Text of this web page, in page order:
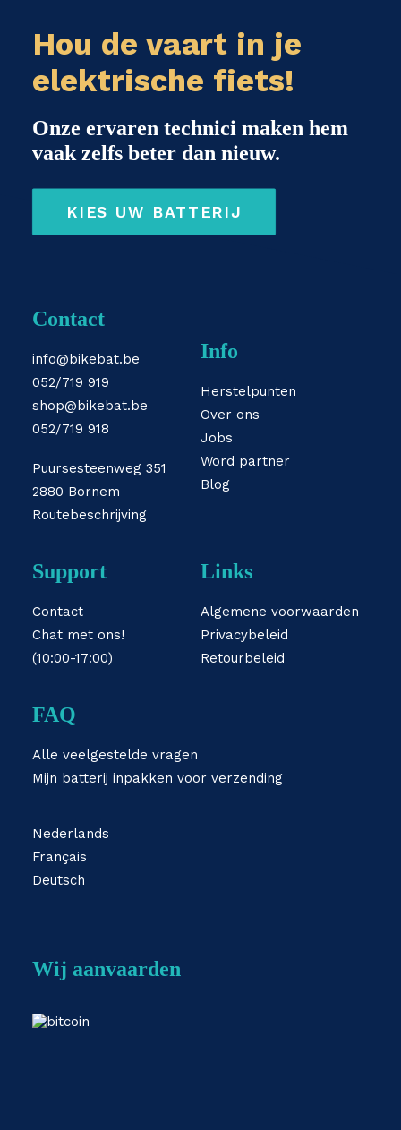
Hou de vaart in je
elektrische fiets!
Onze ervaren technici maken hem
vaak zelfs beter dan nieuw.
KIES UW BATTERIJ
Contact
info@bikebat.be
052/719 919
shop@bikebat.be
052/719 918
Puursesteenweg 351
2880 Bornem
Routebeschrijving
Info
Herstelpunten
Over ons
Jobs
Word partner
Blog
Support
Contact
Chat met ons!
(10:00-17:00)
Links
Algemene voorwaarden
Privacybeleid
Retourbeleid
FAQ
Alle veelgestelde vragen
Mijn batterij inpakken voor verzending
Nederlands
Français
Deutsch
Wij aanvaarden